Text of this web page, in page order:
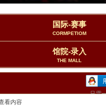
国际-赛事
CORMPETIOM
馆院-录入
THE MALL
只需
看内容